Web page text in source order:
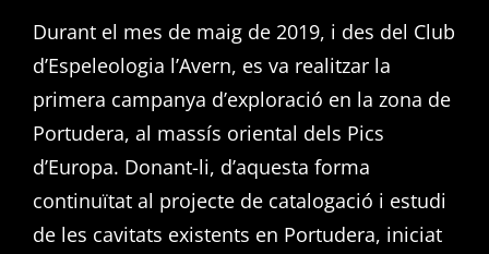
Durant el mes de maig de 2019, i des del Club
d’Espeleologia l’Avern, es va realitzar la
primera campanya d’exploració en la zona de
Portudera, al massís oriental dels Pics
d’Europa. Donant-li, d’aquesta forma
continuïtat al projecte de catalogació i estudi
de les cavitats existents en Portudera, iniciat